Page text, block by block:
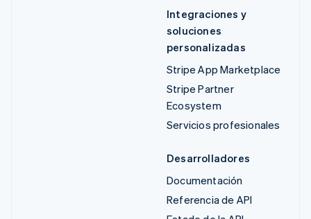
Integraciones y
soluciones
personalizadas
Stripe App Marketplace
Stripe Partner
Ecosystem
Servicios profesionales
Desarrolladores
Documentación
Referencia de API